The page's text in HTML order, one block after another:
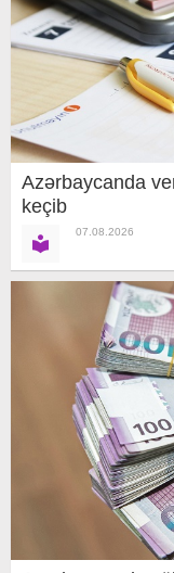
Azərbaycanda
keçib
07.08.2026